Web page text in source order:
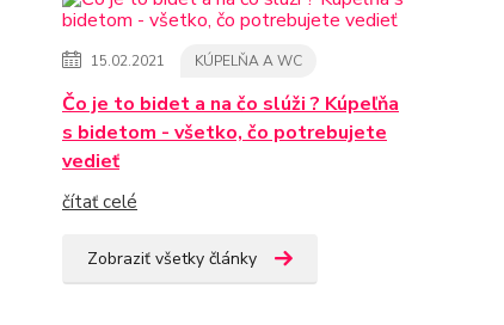
15.02.2021 KÚPELŇA A WC
Čo je to bidet a na čo slúži ? Kúpeľňa
s bidetom - všetko, čo potrebujete
vedieť
čítať celé
Zobraziť všetky články